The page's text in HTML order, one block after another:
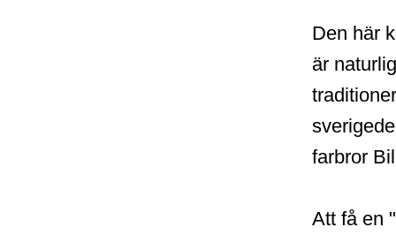
Den här
är
farbror
Att få en